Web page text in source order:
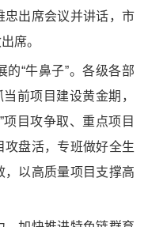
忠出席会议并讲话，市
席。
“牛鼻子”。各级各部
前项目建设黄金期，
目攻争取、重点项目
盘活，专班做好全生
以高质量项目支撑高